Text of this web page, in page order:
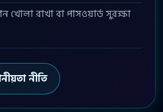
খোলা রাখা বা পাসওয়ার্ড সুরক্ষা
নীতি